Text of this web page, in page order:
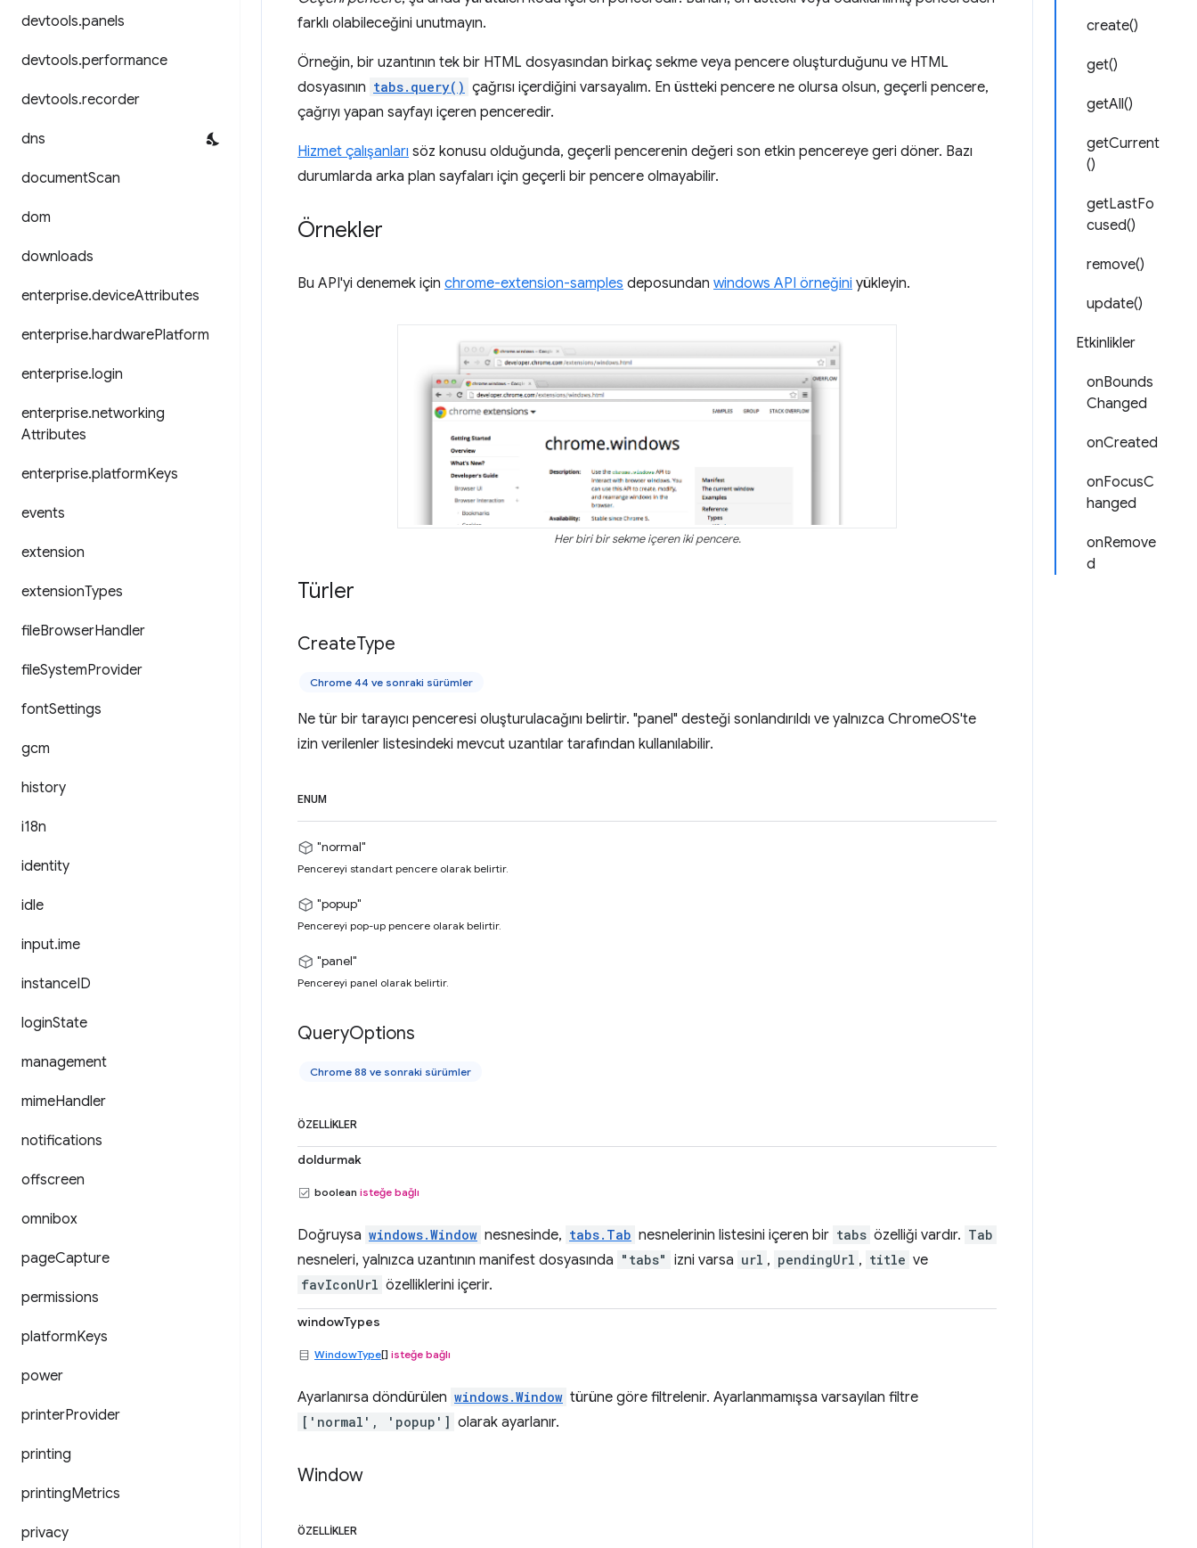
devtools.panels
devtools.performance
devtools.recorder
dns
documentScan
dom
downloads
enterprise.deviceAttributes
enterprise.hardwarePlatform
enterprise.login
enterprise.networking
Attributes
enterprise.platformKeys
events
extension
extensionTypes
fileBrowserHandler
fileSystemProvider
fontSettings
gcm
history
i18n
identity
idle
input.ime
instanceID
loginState
management
mimeHandler
notifications
offscreen
omnibox
pageCapture
permissions
platformKeys
power
printerProvider
printing
printingMetrics
privacy
create()
get()
getAll()
getCurrent
()
getLastFo
cused()
remove()
update()
Etkinlikler
onBounds
Changed
onCreated
onFocusC
hanged
onRemove
d
farklı olabileceğini unutmayın.
Örneğin, bir uzantının tek bir HTML dosyasından birkaç sekme veya pencere oluşturduğunu ve HTML
dosyasının tabs.query() çağrısı içerdiğini varsayalım. En üstteki pencere ne olursa olsun, geçerli pencere,
çağrıyı yapan sayfayı içeren penceredir.
Hizmet çalışanları söz konusu olduğunda, geçerli pencerenin değeri son etkin pencereye geri döner. Bazı
durumlarda arka plan sayfaları için geçerli bir pencere olmayabilir.
Örnekler
Bu API'yi denemek için chrome-extension-samples deposundan windows API örneğini yükleyin.
Her biri bir sekme içeren iki pencere.
Türler
CreateType
Chrome 44 ve sonraki sürümler
Ne tür bir tarayıcı penceresi oluşturulacağını belirtir. "panel" desteği sonlandırıldı ve yalnızca ChromeOS'te
izin verilenler listesindeki mevcut uzantılar tarafından kullanılabilir.
ENUM
"normal"
Pencereyi standart pencere olarak belirtir.
"popup"
Pencereyi pop-up pencere olarak belirtir.
"panel"
Pencereyi panel olarak belirtir.
QueryOptions
Chrome 88 ve sonraki sürümler
ÖZELLIKLER
doldurmak
boolean isteğe bağlı
Doğruysa windows.Window nesnesinde, tabs.Tab nesnelerinin listesini içeren bir tabs özelliği vardır. Tab
nesneleri, yalnızca uzantının manifest dosyasında "tabs" izni varsa url , pendingUrl , title ve
favIconUrl özelliklerini içerir.
windowTypes
WindowType[] isteğe bağlı
Ayarlanırsa döndürülen windows.Window türüne göre filtrelenir. Ayarlanmamışsa varsayılan filtre
['normal', 'popup'] olarak ayarlanır.
Window
ÖZELLIKLER